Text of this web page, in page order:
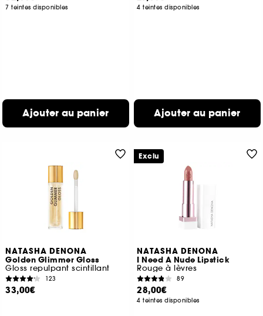
7 teintes disponibles
Ajouter au panier
4 teintes disponibles
Ajouter au panier
NATASHA DENONA
Golden Glimmer Gloss
Gloss repulpant scintillant
123
33,00€
NATASHA DENONA
I Need A Nude Lipstick
Rouge à lèvres
89
28,00€
4 teintes disponibles
Exclu